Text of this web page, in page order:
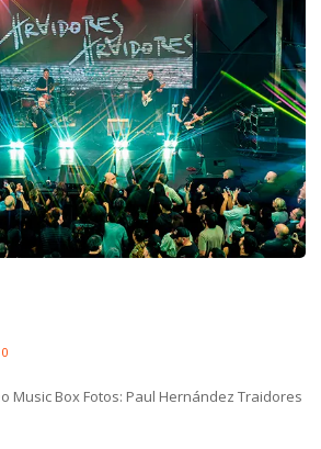
0
Music Box Fotos: Paul Hernández Traidores